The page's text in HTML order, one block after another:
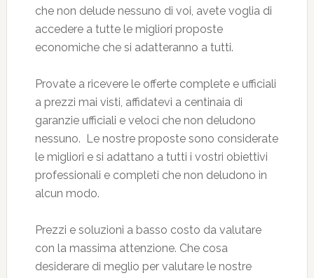
che non delude nessuno di voi, avete voglia di
accedere a tutte le migliori proposte
economiche che si adatteranno a tutti.
Provate a ricevere le offerte complete e ufficiali
a prezzi mai visti, affidatevi a centinaia di
garanzie ufficiali e veloci che non deludono
nessuno. Le nostre proposte sono considerate
le migliori e si adattano a tutti i vostri obiettivi
professionali e completi che non deludono in
alcun modo.
Prezzi e soluzioni a basso costo da valutare
con la massima attenzione. Che cosa
desiderare di meglio per valutare le nostre